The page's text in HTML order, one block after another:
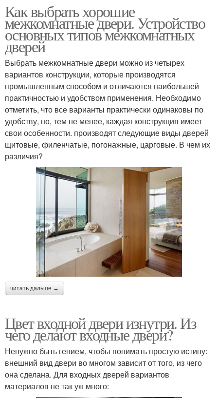
Как выбрать хорошие
межкомнатные двери. Устройство
основных типов межкомнатных
дверей
Выбрать межкомнатные двери можно из четырех
вариантов конструкции, которые производятся
промышленным способом и отличаются наибольшей
практичностью и удобством применения. Необходимо
отметить, что все варианты практически одинаковы по
удобству, но, тем не менее, каждая конструкция имеет
свои особенности. производят следующие виды дверей
щитовые, филенчатые, погонажные, царговые. В чем их
различия?
читать дальше →
Цвет входной двери изнутри. Из
чего делают входные двери?
Ненужно быть гением, чтобы понимать простую истину:
внешний вид двери во многом зависит от того, из чего
она сделана. Для входных дверей вариантов
материалов не так уж много: